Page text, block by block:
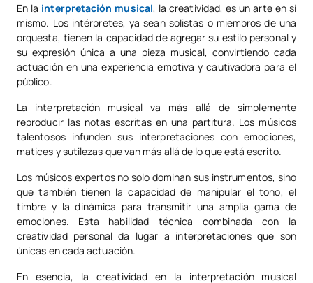
En la interpretación musical, la creatividad, es un arte en sí
mismo. Los intérpretes, ya sean solistas o miembros de una
orquesta, tienen la capacidad de agregar su estilo personal y
su expresión única a una pieza musical, convirtiendo cada
actuación en una experiencia emotiva y cautivadora para el
público.
La interpretación musical va más allá de simplemente
reproducir las notas escritas en una partitura. Los músicos
talentosos infunden sus interpretaciones con emociones,
matices y sutilezas que van más allá de lo que está escrito.
Los músicos expertos no solo dominan sus instrumentos, sino
que también tienen la capacidad de manipular el tono, el
timbre y la dinámica para transmitir una amplia gama de
emociones. Esta habilidad técnica combinada con la
creatividad personal da lugar a interpretaciones que son
únicas en cada actuación.
En esencia, la creatividad en la interpretación musical